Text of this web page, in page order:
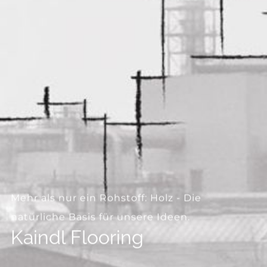
--
Mehr als nur ein Rohstoff: Holz - Die
natürliche Basis für unsere Ideen.
Kaindl Flooring